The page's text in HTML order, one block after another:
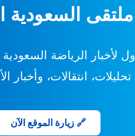
السعودية
لأخبار الرياضة السعودية
انتقالات، وأخبار
🔗 زيارة الموقع الآن